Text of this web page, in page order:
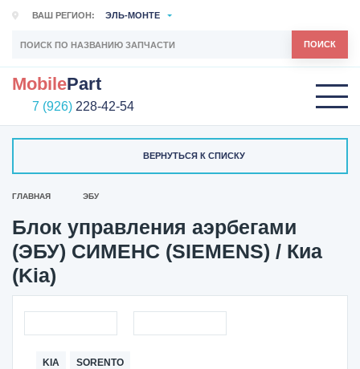
ВАШ РЕГИОН: ЭЛЬ-МОНТЕ
ПОИСК
MobilePart
7 (926) 228-42-54
ВЕРНУТЬСЯ К СПИСКУ
ГЛАВНАЯ ЭБУ
Блок управления аэрбегами
(ЭБУ) СИМЕНС (SIEMENS) / Киа
(Kia)
KIA SORENTO